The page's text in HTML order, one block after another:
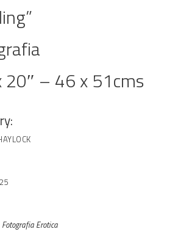
20″ – 46 x 51cms
Fotografia Erotica